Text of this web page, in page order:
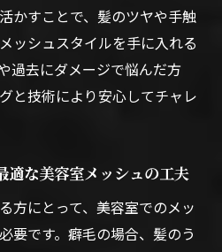
かすことで、髪のツヤや手触
ッシュスタイルを手に入れる
過去にダメージで悩んだ方
と技術により安心してチャレ
適な美容室メッシュの工夫
方にとって、美容室でのメッ
要です。癖毛の場合、髪のう